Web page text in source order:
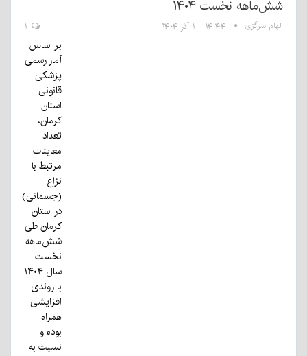
شش‌ماهه نخست ۱۴۰۴
الهام سرگزی ۱۴:۴۴ - ۱ آذر ۱۴۰۴
بر اساس
آمار رسمی
پزشکی
قانونی
استان
کرمان،
تعداد
معاینات
مرتبط با
نزاع
(جسمانی)
در استان
کرمان طی
شش‌ماهه
نخست
سال ۱۴۰۴
با روندی
افزایشی
همراه
بوده و
نسبت به